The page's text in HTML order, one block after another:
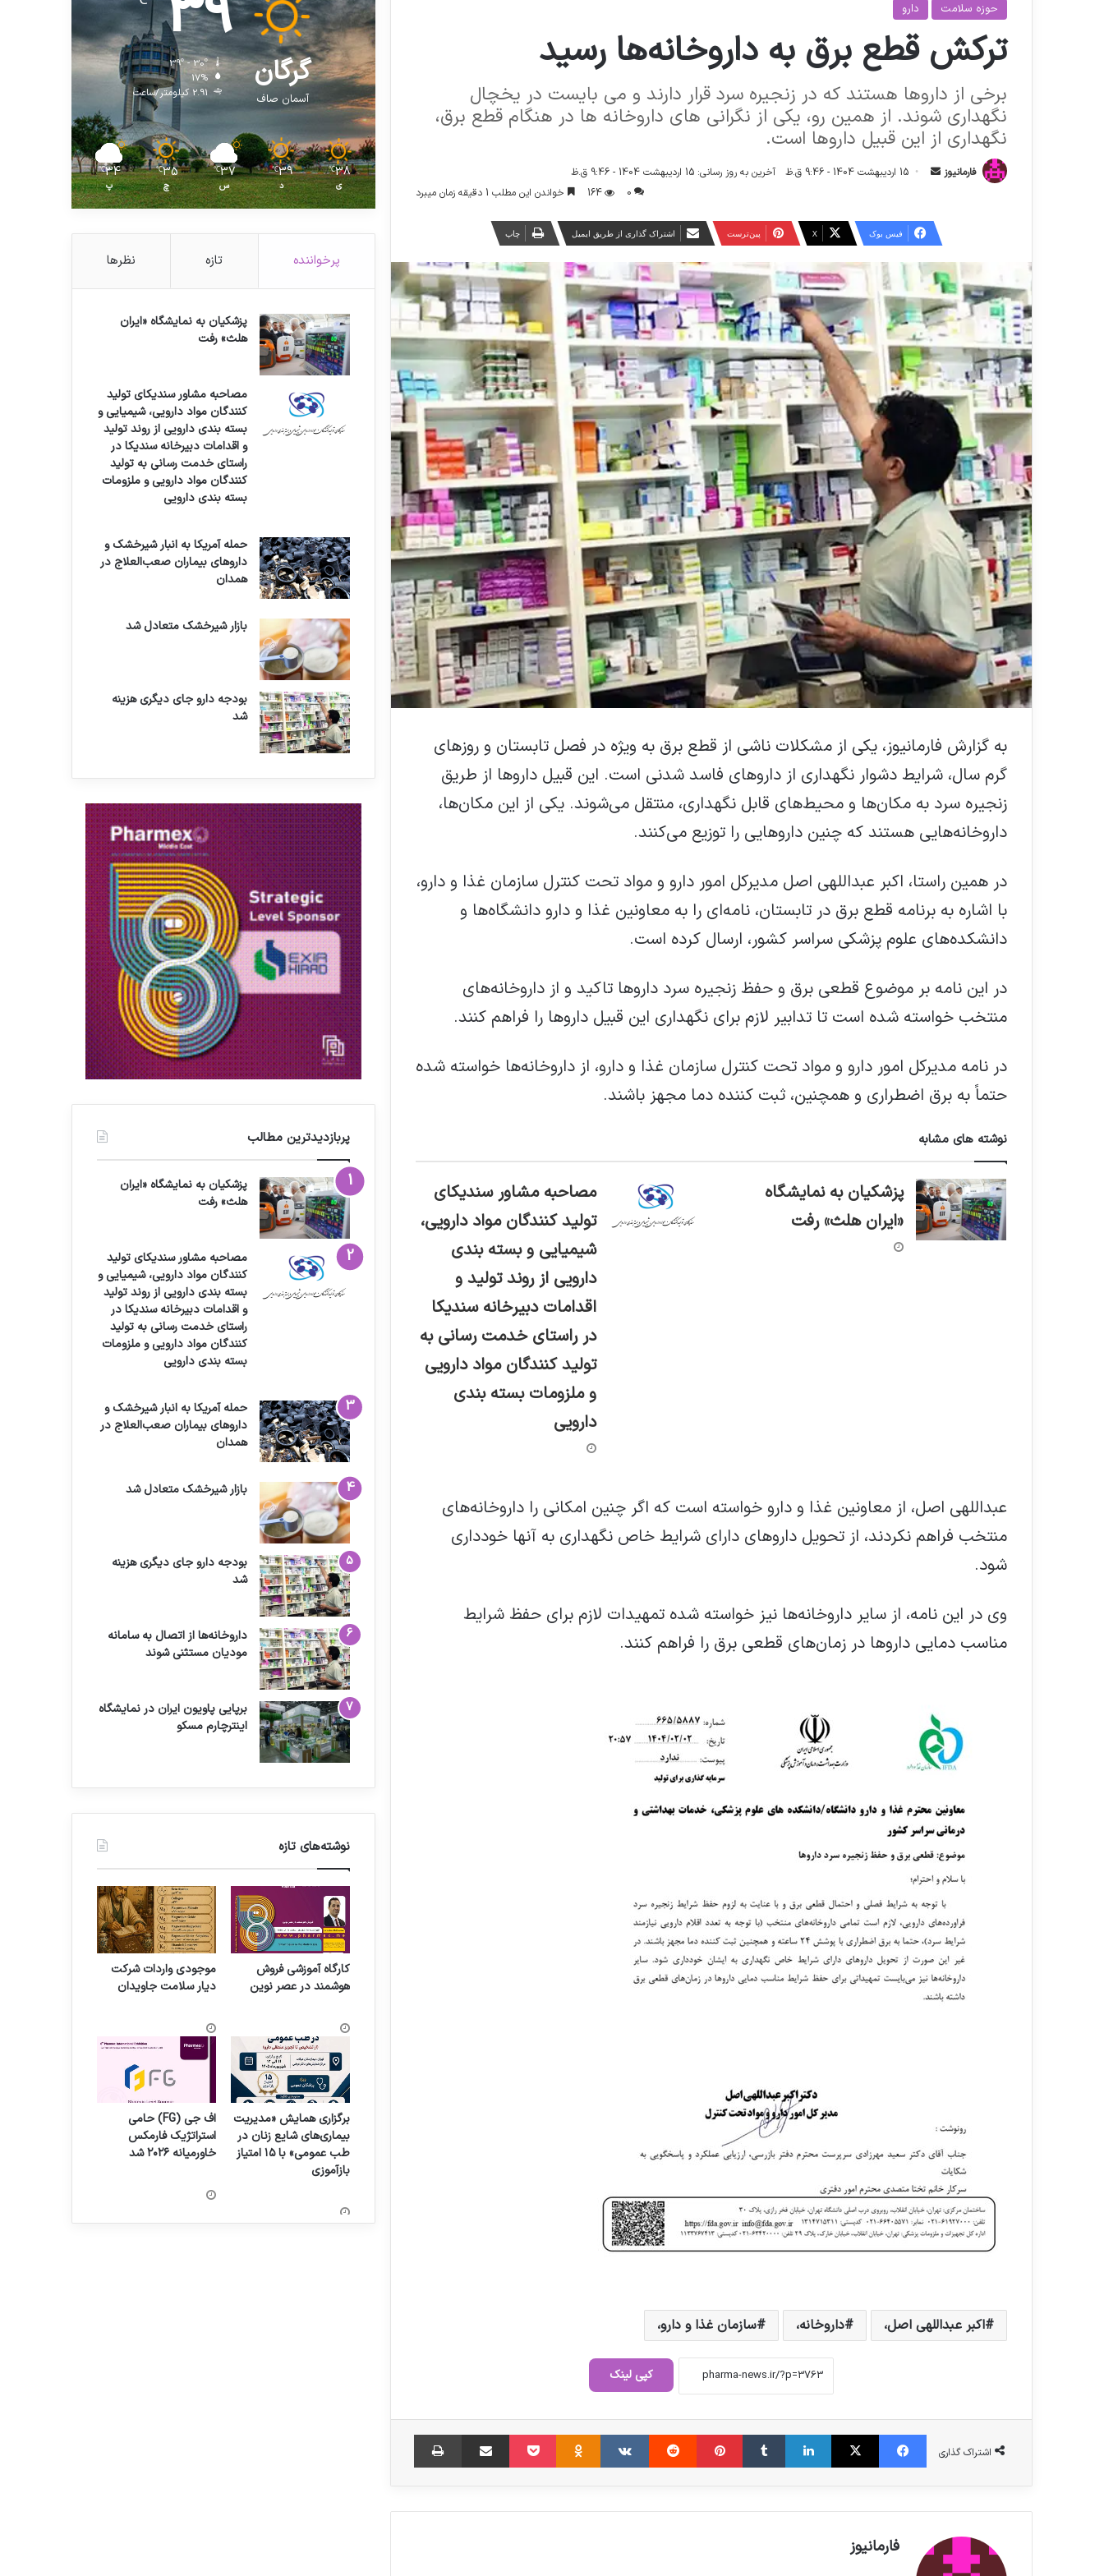
حوزه سلامت دارو
ترکش قطع برق به داروخانه‌ها رسید
برخی از داروها هستند که در زنجیره سرد قرار دارند و می بایست در یخچال
نگهداری شوند. از همین رو، یکی از نگرانی های داروخانه ها در هنگام قطع برق،
نگهداری از این قبیل داروها است.
فارمانیوز
ا
ی
م
ی
ل
15 اردیبهشت 1404 - 9:46 ق.ظ
آخرین به روز رسانی: 15 اردیبهشت 1404 - 9:46 ق.ظ
0
164 خواندن این مطلب 1 دقیقه زمان میبرد
فیس بوک X ‫پین‌ترست اشتراک گذاری از طریق ایمیل چاپ
به گزارش فارمانیوز، یکی از مشکلات ناشی از قطع برق به ویژه در فصل تابستان و روزهای
گرم سال، شرایط دشوار نگهداری از داروهای فاسد شدنی است. این قبیل داروها از طریق
زنجیره سرد به مکان‌ها و محیط‌های قابل نگهداری، منتقل می‌شوند. یکی از این مکان‌ها،
داروخانه‌هایی هستند که چنین داروهایی را توزیع می‌کنند.
در همین راستا، اکبر عبداللهی اصل مدیرکل امور دارو و مواد تحت کنترل سازمان غذا و دارو،
با اشاره به برنامه قطع برق در تابستان، نامه‌ای را به معاونین غذا و دارو دانشگاه‌ها و
دانشکده‌های علوم پزشکی سراسر کشور، ارسال کرده است.
در این نامه بر موضوع قطعی برق و حفظ زنجیره سرد داروها تاکید و از داروخانه‌های
منتخب خواسته شده است تا تدابیر لازم برای نگهداری این قبیل داروها را فراهم کنند.
در نامه مدیرکل امور دارو و مواد تحت کنترل سازمان غذا و دارو، از داروخانه‌ها خواسته شده
حتماً به برق اضطراری و همچنین، ثبت کننده دما مجهز باشند.
نوشته های مشابه
پزشکیان به نمایشگاه
«ایران هلث» رفت
مصاحبه مشاور سندیکای
تولید کنندگان مواد دارویی،
شیمیایی و بسته بندی
دارویی از روند تولید و
اقدامات دبیرخانه سندیکا
در راستای خدمت رسانی به
تولید کنندگان مواد دارویی
و ملزومات بسته بندی
دارویی
عبداللهی اصل، از معاونین غذا و دارو خواسته است که اگر چنین امکانی را داروخانه‌های
منتخب فراهم نکردند، از تحویل داروهای دارای شرایط خاص نگهداری به آنها خودداری
شود.
وی در این نامه، از سایر داروخانه‌ها نیز خواسته شده تمهیدات لازم برای حفظ شرایط
مناسب دمایی داروها در زمان‌های قطعی برق را فراهم کنند.
اکبر عبداللهی اصل، داروخانه، سازمان غذا و دارو،
کپی لینک
اشتراک گذاری
فیس بوک X لینکدین ‫تامبلر ‫پین‌ترست ‫رددیت ‫VKontakte
‫Odnoklassniki پاکت اشتراک گذاری از طریق ایمیل
فارمانیوز
روزرسانی شود
آغاز خرید استراتژیک دارو و تجهیزات از ماه
آینده
گرگان
آسمان صاف
39º - 30º
17%
2.91 کیلومتر/ساعت
38
℃
ی
39
℃
د
37
℃
س
35
℃
چ
34
℃
پ
پرخواننده تازه نظرها
پزشکیان به نمایشگاه «ایران
هلث» رفت
مصاحبه مشاور سندیکای تولید
کنندگان مواد دارویی، شیمیایی و
بسته بندی دارویی از روند تولید
و اقدامات دبیرخانه سندیکا در
راستای خدمت رسانی به تولید
کنندگان مواد دارویی و ملزومات
بسته بندی دارویی
حمله آمریکا به انبار شیرخشک و
داروهای بیماران صعب‌العلاج در
همدان
بازار شیرخشک متعادل شد
بودجه دارو جای دیگری هزینه
شد
پربازدیدترین مطالب
پزشکیان به نمایشگاه «ایران
هلث» رفت
مصاحبه مشاور سندیکای تولید
کنندگان مواد دارویی، شیمیایی و
بسته بندی دارویی از روند تولید
و اقدامات دبیرخانه سندیکا در
راستای خدمت رسانی به تولید
کنندگان مواد دارویی و ملزومات
بسته بندی دارویی
حمله آمریکا به انبار شیرخشک و
داروهای بیماران صعب‌العلاج در
همدان
بازار شیرخشک متعادل شد
بودجه دارو جای دیگری هزینه
شد
داروخانه‌ها از اتصال به سامانه
مودیان مستثنی شوند
برپایی پاویون ایران در نمایشگاه
اینترچارم مسکو
نوشته‌های تازه
کارگاه آموزشی فروش
هوشمند در عصر نوین
موجودی واردات شرکت
دیار سلامت جاویدان
برگزاری همایش «مدیریت
بیماری‌های شایع زنان در
طب عمومی» با ۱۵ امتیاز
بازآموزی
اف جی (FG) حامی
استراتژیک فارمکس
خاورمیانه ۲۰۲۶ شد